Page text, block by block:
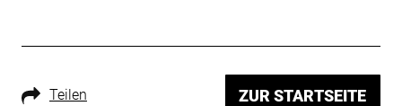
Teilen ZUR STARTSEITE